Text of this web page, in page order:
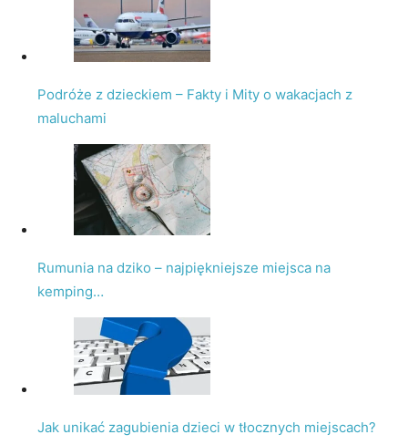
Podróże z dzieckiem – Fakty i Mity o wakacjach z
maluchami
Rumunia na dziko – najpiękniejsze miejsca na
kemping…
Jak unikać zagubienia dzieci w tłocznych miejscach?